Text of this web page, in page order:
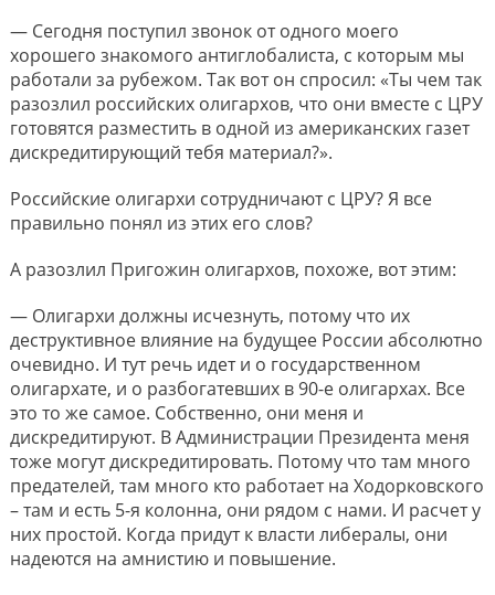
— Сегодня поступил звонок от одного моего
хорошего знакомого антиглобалиста, с которым мы
работали за рубежом. Так вот он спросил: «Ты чем так
разозлил российских олигархов, что они вместе с ЦРУ
готовятся разместить в одной из американских газет
дискредитирующий тебя материал?».
Российские олигархи сотрудничают с ЦРУ? Я все
правильно понял из этих его слов?
А разозлил Пригожин олигархов, похоже, вот этим:
— Олигархи должны исчезнуть, потому что их
деструктивное влияние на будущее России абсолютно
очевидно. И тут речь идет и о государственном
олигархате, и о разбогатевших в 90-е олигархах. Все
это то же самое. Собственно, они меня и
дискредитируют. В Администрации Президента меня
тоже могут дискредитировать. Потому что там много
предателей, там много кто работает на Ходорковского
– там и есть 5-я колонна, они рядом с нами. И расчет у
них простой. Когда придут к власти либералы, они
надеются на амнистию и повышение.